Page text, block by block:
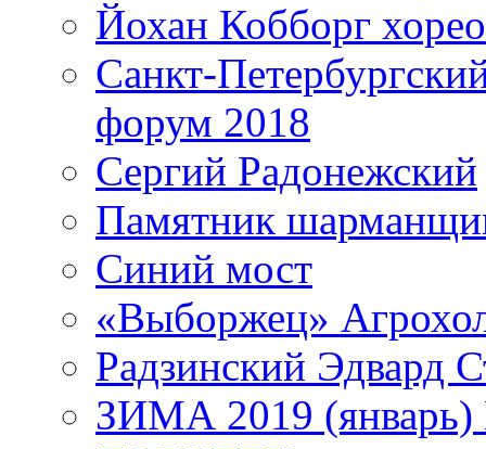
Йохан Кобборг
Санкт-
форум 2018
Сергий Радонежский
Памятник
Синий мост
«Выборжец»
Радзинский Эдвард
ЗИМА 2019 (январь)